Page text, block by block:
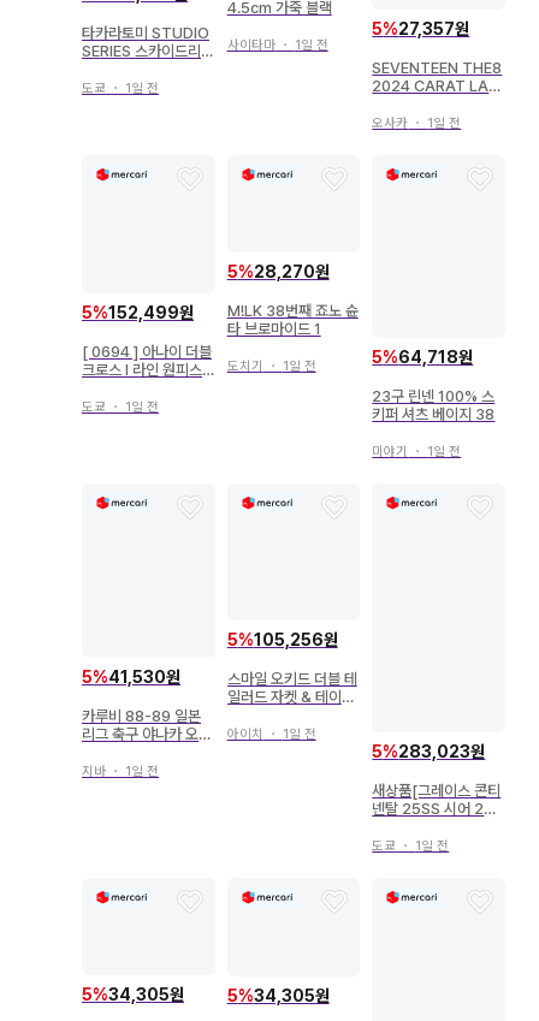
타카라토미 STUDIO
SERIES 스카이드리프
도쿄 ・ 1일 전
4.5cm 가죽 블랙
사이타마・ 1일 전
5%27,357원
SEVENTEEN THE8
2024 CARAT LAN
오사카 ・ 1일 전
5%152,499원
[ 0694 ] 아나이 더블
크로스 I 라인 원피스
도쿄 ・ 1일 전
5%28,270원
M!LK 38번째 죠노 슌
타 브로마이드 1
도치기 ・ 1일 전
5%64,718원
23구 린넨 100% 스
키퍼 셔츠 베이지 38
미야기 ・ 1일 전
5%41,530원
카루비 88-89 일본
리그 축구 야나카 오사
지바 ・ 1일 전
5%105,256원
스마일 오키드 더블 테
일러드 자켓 & 테이퍼
아이치 ・ 1일 전
5%283,023원
새상품[그레이스 콘티
넨탈 25SS 시어 2wa
도쿄 ・ 1일 전
5%34,305원 5%34,305원